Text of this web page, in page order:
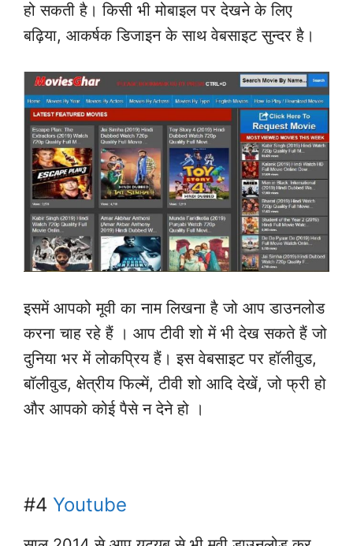
हो सकती है। किसी भी मोबाइल पर देखने के लिए
बढ़िया, आकर्षक डिजाइन के साथ वेबसाइट सुन्दर है।
इसमें आपको मूवी का नाम लिखना है जो आप डाउनलोड
करना चाह रहे हैं । आप टीवी शो में भी देख सकते हैं जो
दुनिया भर में लोकप्रिय हैं। इस वेबसाइट पर हॉलीवुड,
बॉलीवुड, क्षेत्रीय फिल्में, टीवी शो आदि देखें, जो फ्री हो
और आपको कोई पैसे न देने हो ।
#4 Youtube